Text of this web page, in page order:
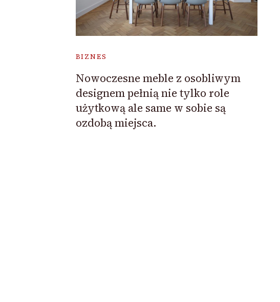
BIZNES
Nowoczesne meble z osobliwym
designem pełnią nie tylko role
użytkową ale same w sobie są
ozdobą miejsca.